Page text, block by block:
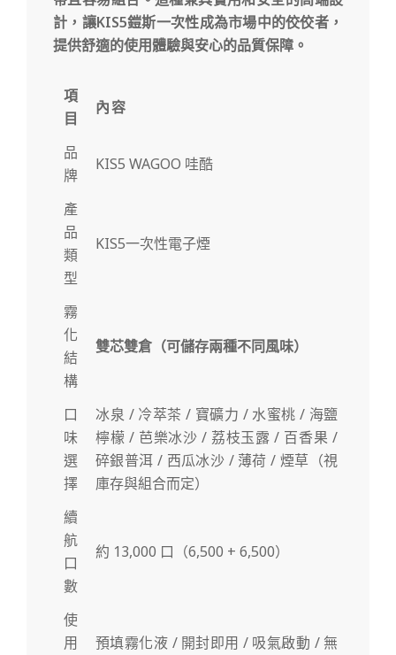
計， 讓KIS5鎧斯一次性成為市場中的佼佼者，
提供舒適的使用體驗與安心的品質保障。
項
目
內容
品
牌
KIS5 WAGOO 哇酷
產
品
類
型
KIS5一次性電子煙
霧
化
結
構
雙芯雙倉（可儲存兩種不同風味）
口
味
選
擇
冰泉 / 冷萃茶 / 寶礦力 / 水蜜桃 / 海鹽
檸檬 / 芭樂冰沙 / 荔枝玉露 / 百香果 /
碎銀普洱 / 西瓜冰沙 / 薄荷 / 煙草（視
庫存與組合而定）
續
航
口
數
約 13,000 口（6,500 + 6,500）
使
用
預填霧化液 / 開封即用 / 吸氣啟動 / 無